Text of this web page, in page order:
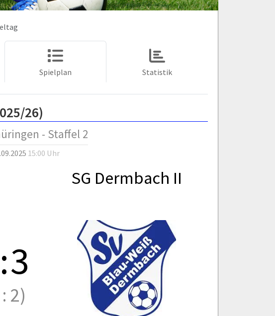
Spielplan Statistik
26)
- Staffel 2
15:00 Uhr
SG Dermbach II
:3
: 2)